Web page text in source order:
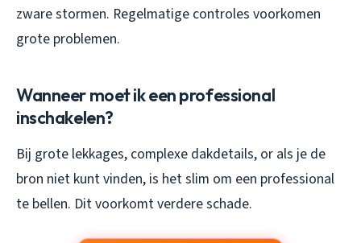
zware stormen. Regelmatige controles voorkomen
grote problemen.
Wanneer moet ik een professional
inschakelen?
Bij grote lekkages, complexe dakdetails, or als je de
bron niet kunt vinden, is het slim om een professional
te bellen. Dit voorkomt verdere schade.